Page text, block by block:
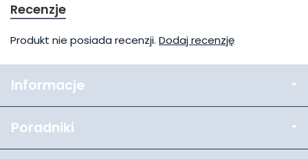
Recenzje
Produkt nie posiada recenzji. Dodaj recenzję
Informacje
Poradniki